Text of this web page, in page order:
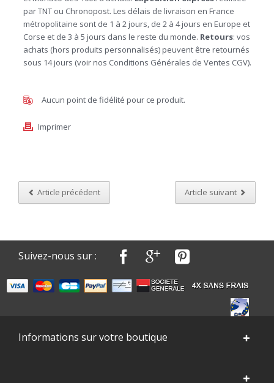
par TNT ou Chronopost. Les délais de livraison en France
métropolitaine sont de 1 à 2 jours, de 2 à 4 jours en Europe et
Corse et de 3 à 5 jours dans le reste du monde. Retours: vos
achats (hors produits personnalisés) peuvent être retournés
sous 14 jours (voir nos Conditions Générales de Ventes CGV).
Aucun point de fidélité pour ce produit.
Imprimer
Article précédent Article suivant
Suivez-nous sur :
Informations sur votre boutique